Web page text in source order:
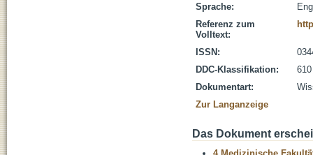
Sprache:
Referenz zum
Volltext:
ISSN:
DDC-Klassifikation:
Dokumentart:
Zur Langanzeige
Das Dokument